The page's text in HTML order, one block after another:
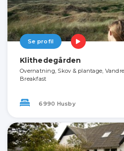
Se profil
Klithedegården
Overnatning, Skov & plantage,
Breakfast
6990 Husby